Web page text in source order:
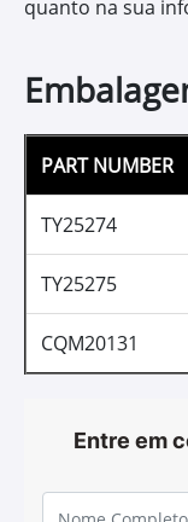
proporcionam
capacidade de
conjunto de
elaborado,
encontrado em
é o único que